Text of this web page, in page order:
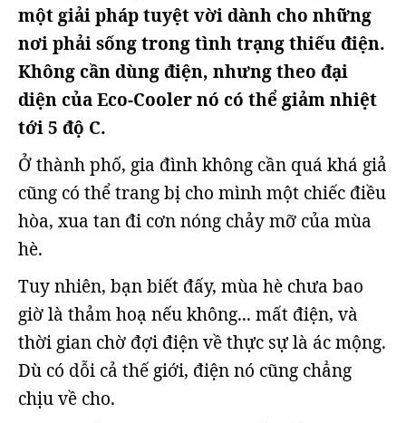
một giải pháp tuyệt vời dành cho những
nơi phải sống trong tình trạng thiếu điện.
Không cần dùng điện, nhưng theo đại
diện của Eco-Cooler nó có thể giảm nhiệt
tới 5 độ C.
Ở thành phố, gia đình không cần quá khá giả
cũng có thể trang bị cho mình một chiếc điều
hòa, xua tan đi cơn nóng chảy mỡ của mùa
hè.
Tuy nhiên, bạn biết đấy, mùa hè chưa bao
giờ là thảm hoạ nếu không... mất điện, và
thời gian chờ đợi điện về thực sự là ác mộng.
Dù có dỗi cả thế giới, điện nó cũng chẳng
chịu về cho.